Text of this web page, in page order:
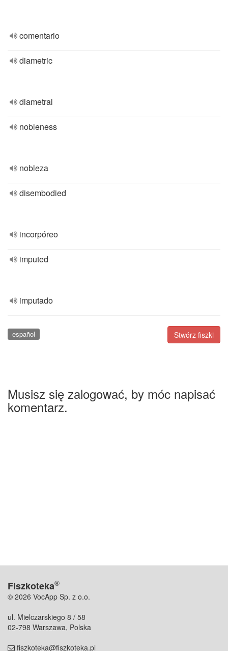
comentario
diametric
diametral
nobleness
nobleza
disembodied
incorpóreo
imputed
imputado
Stwórz fiszki
español
Musisz się zalogować, by móc napisać
komentarz.
Fiszkoteka®
© 2026 VocApp Sp. z o.o.
ul. Mielczarskiego 8 / 58
02-798 Warszawa, Polska
fiszkoteka@fiszkoteka.pl